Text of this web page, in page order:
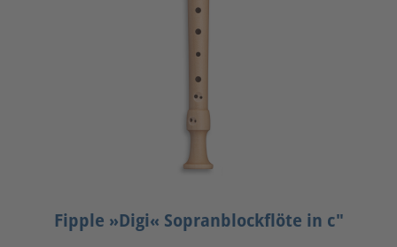
Fipple »Digi« Sopranblockflöte in c"